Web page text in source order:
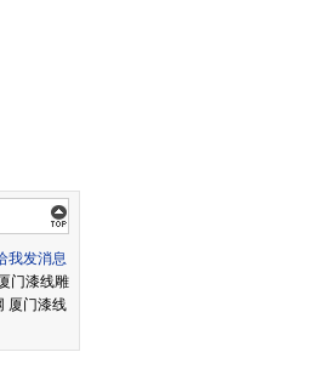
门漆线雕
厦门漆线